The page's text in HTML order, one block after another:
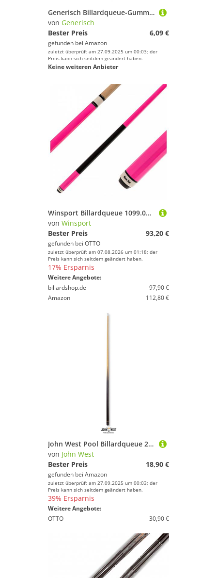
Generisch Billardqueue-Gummipfropfen, Gummi Pool Queue Schutzkappe 10 Stück, Basisersatz Staubschutzkappe Hülse
von Generisch
Bester Preis
6,09 €
gefunden bei Amazon
zuletzt überprüft am 27.09.2025 um 00:03; der
Preis kann sich seitdem geändert haben.
Keine weiteren Anbieter
Winsport Billardqueue 1099.03 Neon-Star Poolqueue in Pink mit Neon-Lackierung.
von Winsport
Bester Preis
93,20 €
gefunden bei OTTO
zuletzt überprüft am 07.08.2026 um 01:18; der
Preis kann sich seitdem geändert haben.
17% Ersparnis
Weitere Angebote:
billardshop.de
97,90 €
Amazon
112,80 €
John West Pool Billardqueue 2-teilig 122 cm lang Standard
von John West
Bester Preis
18,90 €
gefunden bei Amazon
zuletzt überprüft am 27.09.2025 um 00:03; der
Preis kann sich seitdem geändert haben.
39% Ersparnis
Weitere Angebote:
OTTO
30,90 €